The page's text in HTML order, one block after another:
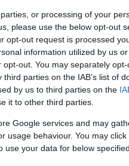
or processing of your
please use the below opt-out
opt-out request is processed
information utilized by us
out. You may separately
parties on the IAB’s list of
by us to third parties on the
it to other third parties.
Google services and may
usage behaviour. You may
your data for below
50 Mpixel
4K UHD lejátszó
dinamikus
6 GB